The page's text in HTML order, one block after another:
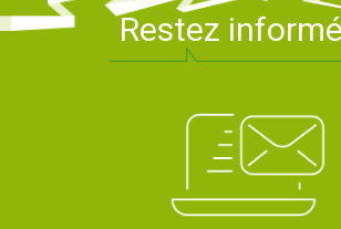
Restez